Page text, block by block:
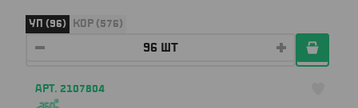
УП (96) КОР (576)
АРТ. 2107804